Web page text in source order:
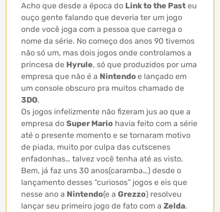
Acho que desde a época do Link to the Past eu
ouço gente falando que deveria ter um jogo
onde você joga com a pessoa que carrega o
nome da série. No começo dos anos 90 tivemos
não só um, mas dois jogos onde controlamos a
princesa de Hyrule, só que produzidos por uma
empresa que não é a Nintendo e lançado em
um console obscuro pra muitos chamado de
3DO.
Os jogos infelizmente não fizeram jus ao que a
empresa do Super Mario havia feito com a série
até o presente momento e se tornaram motivo
de piada, muito por culpa das cutscenes
enfadonhas… talvez você tenha até as visto.
Bem, já faz uns 30 anos(caramba…) desde o
lançamento desses “curiosos” jogos e eis que
nesse ano a Nintendo(e a Grezzo) resolveu
lançar seu primeiro jogo de fato com a Zelda.